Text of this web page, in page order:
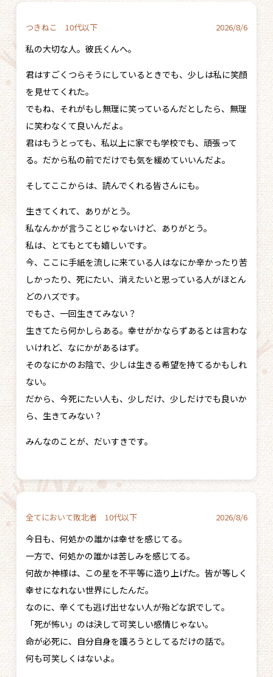
つきねこ 10代以下 2026/8/6
私の大切な人。彼氏くんへ。
君はすごくつらそうにしているときでも、少しは私に笑顔
を見せてくれた。
でもね、それがもし無理に笑っているんだとしたら、無理
に笑わなくて良いんだよ。
君はもうとっても、私以上に家でも学校でも、頑張って
る。だから私の前でだけでも気を緩めていいんだよ。
そしてここからは、読んでくれる皆さんにも。
生きてくれて、ありがとう。
私なんかが言うことじゃないけど、ありがとう。
私は、とてもとても嬉しいです。
今、ここに手紙を流しに来ている人はなにか辛かったり苦
しかったり、死にたい、消えたいと思っている人がほとん
どのハズです。
でもさ、一回生きてみない？
生きてたら何かしらある。幸せがかならずあるとは言わな
いけれど、なにかがあるはず。
そのなにかのお陰で、少しは生きる希望を持てるかもしれ
ない。
だから、今死にたい人も、少しだけ、少しだけでも良いか
ら、生きてみない？
みんなのことが、だいすきです。
全てにおいて敗北者 10代以下 2026/8/6
今日も、何処かの誰かは幸せを感じてる。
一方で、何処かの誰かは苦しみを感じてる。
何故か神様は、この星を不平等に造り上げた。皆が等しく
幸せになれない世界にしたんだ。
なのに、辛くても逃げ出せない人が殆どな訳でして。
「死が怖い」のは決して可笑しい感情じゃない。
命が必死に、自分自身を護ろうとしてるだけの話で。
何も可笑しくはないよ。